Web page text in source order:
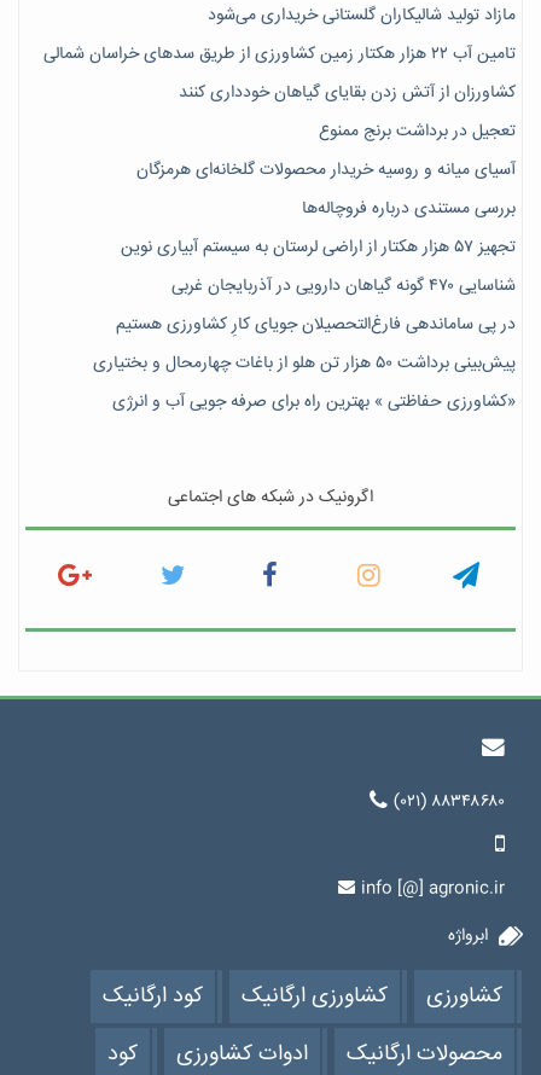
مازاد تولید شالیکاران گلستانی خریداری می‌شود
تامین آب ۲۲ هزار هکتار زمین کشاورزی از طریق سدهای خراسان شمالی
کشاورزان از آتش زدن بقایای گیاهان خودداری کنند
تعجیل در برداشت برنج ممنوع
آسیای میانه و روسیه خریدار محصولات گلخانه‌ای هرمزگان
بررسی مستندی درباره فروچاله‌ها
تجهیز ۵۷ هزار هکتار از اراضی لرستان به سیستم آبیاری نوین
شناسایی ۴۷٠ گونه گیاهان دارویی در آذربایجان غربی
در پی ساماندهی فارغ‌التحصیلان جویای کارِ کشاورزی هستیم
پیش‎‌بینی برداشت ۵۰ هزار تن هلو از باغات چهارمحال و بختیاری
«کشاورزی حفاظتی » بهترین راه برای صرفه جویی آب و انرژی
اگرونیک در شبکه های اجتماعی
(۰۲۱) ۸۸۳۴۸۶۸۰
info [@] agronic.ir
ابرواژه
کشاورزی کشاورزی ارگانیک
کود ارگانیک
محصولات ارگانیک
ادوات کشاورزی کود